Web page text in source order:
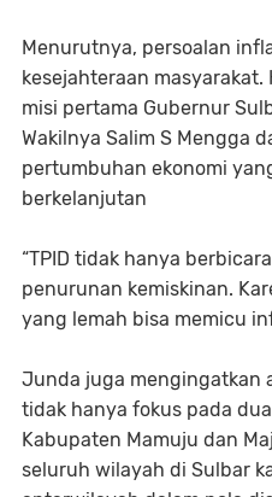
Menurutnya, persoalan
kesejahteraan
misi pertama Gubernur
Wakilnya Salim S Mengga
pertumbuhan ekonomi
berkelanjutan
“TPID tidak hanya
penurunan kemiskinan.
yang lemah bisa memicu
Junda juga mengingatkan
tidak hanya fokus pada
Kabupaten Mamuju dan
seluruh wilayah di Sulbar